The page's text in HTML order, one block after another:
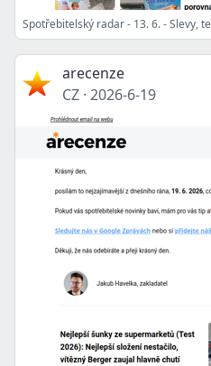
Spotřebitelský radar - 13. 6. - Slevy,
arecenze
CZ · 2026-6-19